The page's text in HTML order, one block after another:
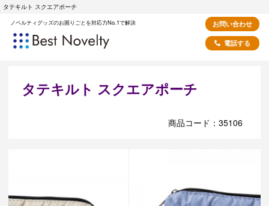
タテキルト スクエアポーチ
ノベルティグッズのお困りごとを対応力No.1で解決
お問い合わせ
電話する
タテキルト スクエアポーチ
商品コード：35106